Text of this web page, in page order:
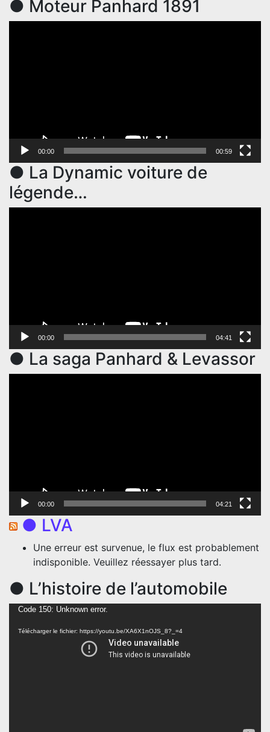
● Moteur Panhard 1891
00:00 00:59
● La Dynamic voiture de
légende…
00:00 04:41
● La saga Panhard & Levassor
00:00 04:21
● LVA
Une erreur est survenue, le flux est probablement
indisponible. Veuillez réessayer plus tard.
● L’histoire de l’automobile
Lecteur
Code 150: Unknown error.
Télécharger le fichier: https://youtu.be/XA6X1nOJS_8?_=4